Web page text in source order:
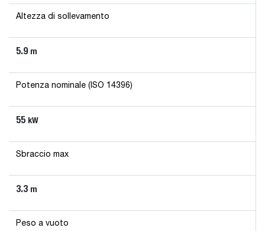
Altezza di sollevamento
5.9 m
Potenza nominale (ISO 14396)
55 kW
Sbraccio max
3.3 m
Peso a vuoto